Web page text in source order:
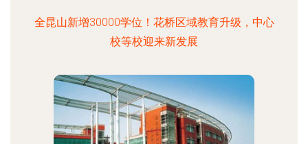
全昆山新增30000学位！花桥区域教育升级，中心
校等校迎来新发展